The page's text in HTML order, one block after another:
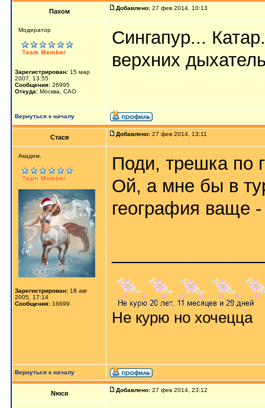
Пахом Добавлено: 27 фев 2014, 10:13
Мoдератор
Зарегистрирован: 15 мар
2007, 13:55
Сообщения: 26995
Откуда: Москва, САО
Сингапур...
верхних
Вернуться к началу
Стася Добавлено: 27 фев 2014, 13:11
Aкaдeм.
Зарегистрирован: 18 авг
2005, 17:14
Сообщения: 16699
Поди, трешка по
Ой, а мне бы в
география ваще
Не курю но хочецца
Вернуться к началу
Nюся Добавлено: 27 фев 2014, 23:12